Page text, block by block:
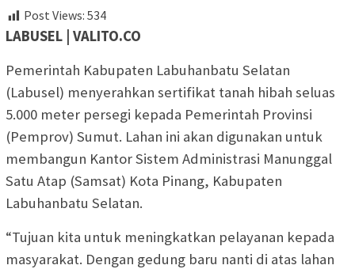
Post Views: 534
LABUSEL | VALITO.CO
Pemerintah Kabupaten Labuhanbatu Selatan
(Labusel) menyerahkan sertifikat tanah hibah seluas
5.000 meter persegi kepada Pemerintah Provinsi
(Pemprov) Sumut. Lahan ini akan digunakan untuk
membangun Kantor Sistem Administrasi Manunggal
Satu Atap (Samsat) Kota Pinang, Kabupaten
Labuhanbatu Selatan.
“Tujuan kita untuk meningkatkan pelayanan kepada
masyarakat. Dengan gedung baru nanti di atas lahan